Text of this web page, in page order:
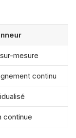
mesure
continu
continue